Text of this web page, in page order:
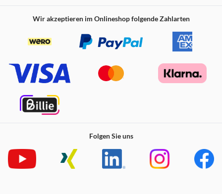
Wir akzeptieren im Onlineshop folgende Zahlarten
Folgen Sie uns